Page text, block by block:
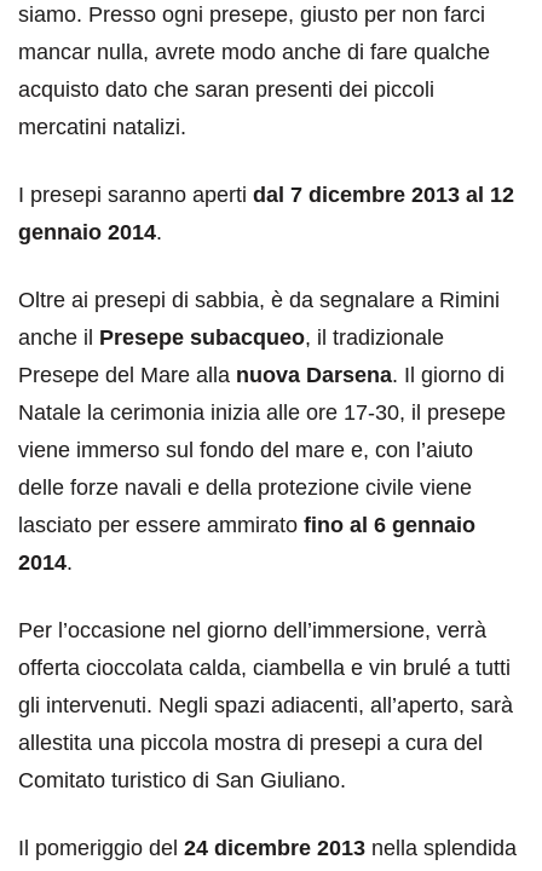
siamo. Presso ogni presepe, giusto per non farci
mancar nulla, avrete modo anche di fare qualche
acquisto dato che saran presenti dei piccoli
mercatini natalizi.
I presepi saranno aperti dal 7 dicembre 2013 al 12
gennaio 2014.
Oltre ai presepi di sabbia, è da segnalare a Rimini
anche il Presepe subacqueo, il tradizionale
Presepe del Mare alla nuova Darsena. Il giorno di
Natale la cerimonia inizia alle ore 17-30, il presepe
viene immerso sul fondo del mare e, con l’aiuto
delle forze navali e della protezione civile viene
lasciato per essere ammirato fino al 6 gennaio
2014.
Per l’occasione nel giorno dell’immersione, verrà
offerta cioccolata calda, ciambella e vin brulé a tutti
gli intervenuti. Negli spazi adiacenti, all’aperto, sarà
allestita una piccola mostra di presepi a cura del
Comitato turistico di San Giuliano.
Il pomeriggio del 24 dicembre 2013 nella splendida